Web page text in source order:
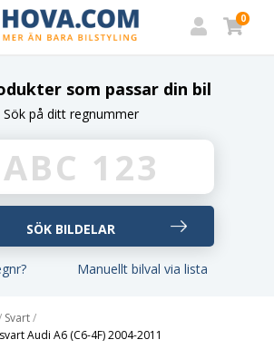
0
som passar din bil
Sök på ditt regnummer
Manuellt bilval via lista
Svart/
Audi A6 (C6-4F) 2004-2011